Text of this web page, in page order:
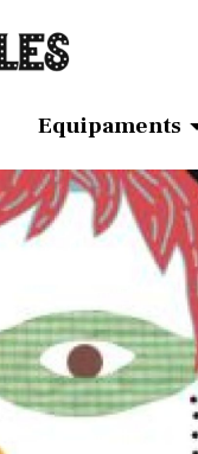
Equipaments